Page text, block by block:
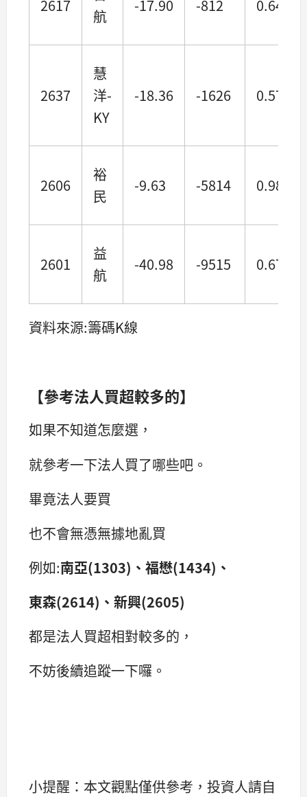
2617
航
-17.90 -812 0.64
2637
慧
洋-
KY
-18.36 -1626 0.57
2606
裕
民
-9.63 -5814 0.98
2601
益
航
-40.98 -9515 0.67
資料來源:籌碼K線
【參考法人買超較多的】
如果不知道怎麼選，
就參考一下法人買了哪些吧。
畢竟法人要買
也不會無憑無據地亂買
例如:南亞(1303)、福懋(1434)、
東森(2614)、新興(2605)
都是法人買超相對較多的，
不妨後續追蹤一下囉。
小提醒：本文觀點僅供參考，投資人請自